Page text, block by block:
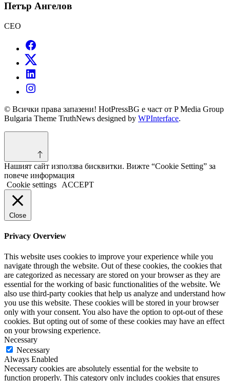
Петър Ангелов
CEO
© Всички права запазени! HotPressBG е част от P Media Group
Bulgaria Theme TruthNews designed by WPInterface.
Нашият сайт използва бисквитки. Вижте “Cookie Setting” за
повече информация
Cookie settings
ACCEPT
Close
Privacy Overview
This website uses cookies to improve your experience while you
navigate through the website. Out of these cookies, the cookies that
are categorized as necessary are stored on your browser as they are
essential for the working of basic functionalities of the website. We
also use third-party cookies that help us analyze and understand how
you use this website. These cookies will be stored in your browser
only with your consent. You also have the option to opt-out of these
cookies. But opting out of some of these cookies may have an effect
on your browsing experience.
Necessary
Necessary
Always Enabled
Necessary cookies are absolutely essential for the website to
function properly. This category only includes cookies that ensures